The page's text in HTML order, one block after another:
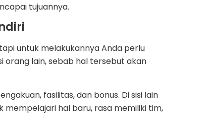
tujuannya.
untuk melakukannya Anda perlu
orang lain, sebab hal tersebut akan
fasilitas, dan bonus. Di sisi lain
hal baru, rasa memiliki tim,